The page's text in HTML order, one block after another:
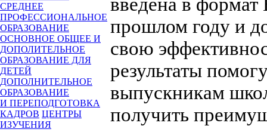
СРЕДНЕЕ
ПРОФЕССИОНАЛЬНОЕ
ОБРАЗОВАНИЕ
ОСНОВНОЕ ОБЩЕЕ И
ДОПОЛИТЕЛЬНОЕ
ОБРАЗОВАНИЕ ДЛЯ
ДЕТЕЙ
ДОПОЛНИТЕЛЬНОЕ
ОБРАЗОВАНИЕ
И ПЕРЕПОДГОТОВКА
КАДРОВ ЦЕНТРЫ
ИЗУЧЕНИЯ
прошлом году и
свою
результаты
выпускникам
получить